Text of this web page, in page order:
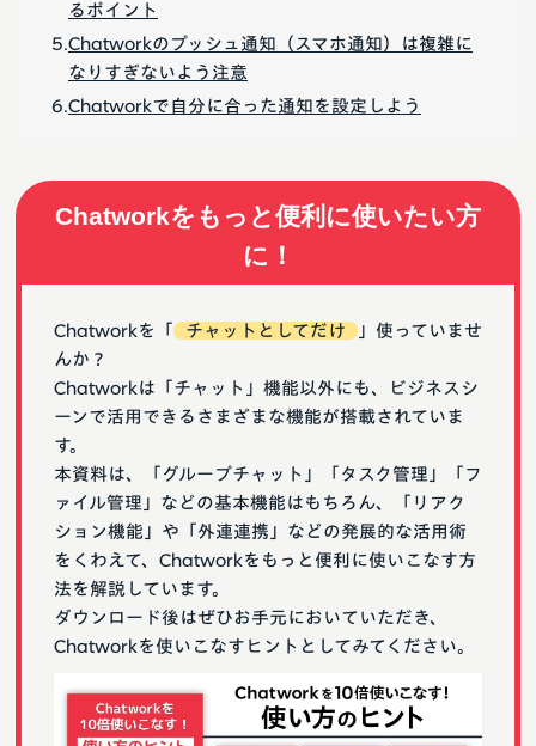
るポイント
Chatworkのプッシュ通知（スマホ通知）は複雑に
なりすぎないよう注意
Chatworkで自分に合った通知を設定しよう
Chatworkをもっと便利に使いたい方
に！
Chatworkを「 チャットとしてだけ
」使っていませ
んか？
Chatworkは「チャット」機能以外にも、ビジネスシ
ーンで活用できるさまざまな機能が搭載されていま
す。
本資料は、「グループチャット」「タスク管理」「フ
ァイル管理」などの基本機能はもちろん、「リアク
ション機能」や「外連連携」などの発展的な活用術
をくわえて、Chatworkをもっと便利に使いこなす方
法を解説しています。
ダウンロード後はぜひお手元においていただき、
Chatworkを使いこなすヒントとしてみてください。